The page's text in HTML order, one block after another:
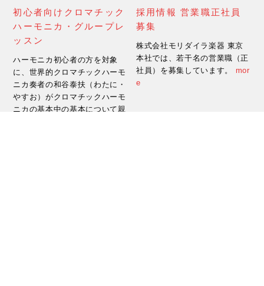
初心者向けクロマチック
ハーモニカ・グループレ
ッスン
ハーモニカ初心者の方を対象
に、世界的クロマチックハーモ
ニカ奏者の和谷泰扶（わたに・
やすお）がクロマチックハーモ
ニカの基本中の基本について親
採用情報 営業職正社員
募集
株式会社モリダイラ楽器 東京
本社では、若干名の営業職（正
社員）を募集しています。
mor
e